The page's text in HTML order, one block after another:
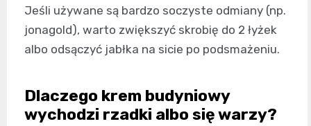
Jeśli używane są bardzo soczyste odmiany (np.
jonagold), warto zwiększyć skrobię do 2 łyżek
albo odsączyć jabłka na sicie po podsmażeniu.
Dlaczego krem budyniowy
wychodzi rzadki albo się warzy?